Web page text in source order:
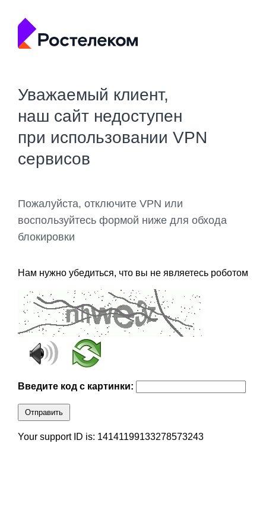
Уважаемый клиент,
наш сайт недоступен
при использовании VPN
сервисов
Пожалуйста, отключите VPN или
воспользуйтесь формой ниже для обхода
блокировки
Нам нужно убедиться, что вы не являетесь роботом
Введите код с картинки:
Отправить
Your support ID is: 14141199133278573243